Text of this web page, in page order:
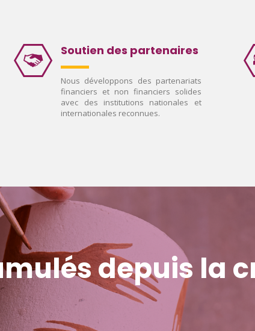
Soutien des partenaires
Nous développons des partenariats
financiers et non financiers solides
avec des institutions nationales et
internationales reconnues.
depuis la